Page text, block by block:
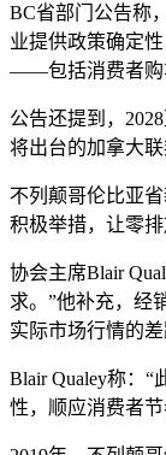
BC省部门公告称
业提供政策确定
——包括消费者购
公告还提到，
将出台的加拿大联
不列颠哥伦比亚
积极举措，让零
协会主席Blair
求。”他补充，经
实际市场行情的差
Blair Qualey称：
性，顺应消费者